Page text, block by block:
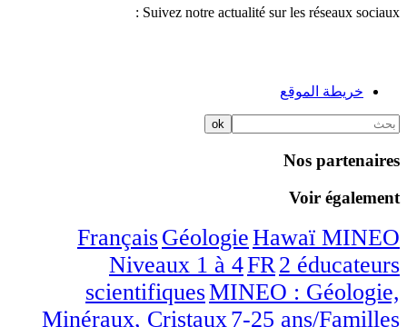
Suivez notre actualité sur les réseaux sociaux :
خريطة الموقع
Nos partenaires
Voir également
FrançaisGéologieHawaï MINEO
Niveaux 1 à 4FR2 éducateurs
scientifiquesMINEO : Géologie,
Minéraux, Cristaux7-25 ans/Familles